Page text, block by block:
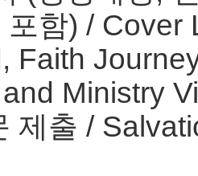
포함) /
Faith
Ministry
제출 /